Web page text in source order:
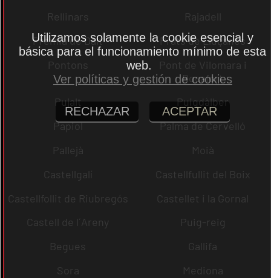
Rellinars
Rajadell
Premià de Dalt
Prats de Lluçanès
Pontons
Pont de Vilomara i
Rocafort
Pujalt
Puigdàlber
Papiol
Palma de Cervelló
Pallejà
Moià
Castellgalí
Castellfullit del Boix
Castellfollit de Riubregós
Castellet i la Gornal
Castell de l´Areny
Puig-reig
Begues
Gallifa
Sora
Mediona
Utilizamos solamente la cookie esencial y
básica para el funcionamiento mínimo de esta
web.
Ver políticas y gestión de cookies
RECHAZAR ACEPTAR